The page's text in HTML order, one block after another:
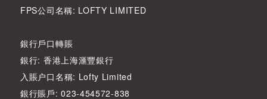
FPS公司名稱: LOFTY LIMITED
銀行戶口轉賬
銀行: 香港上海滙豐銀行
入賬户口名稱: Lofty Limited
銀行賬戶: 023-454572-838